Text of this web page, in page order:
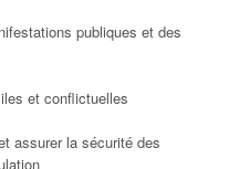
publiques et des
et conflictuelles
assurer la sécurité des